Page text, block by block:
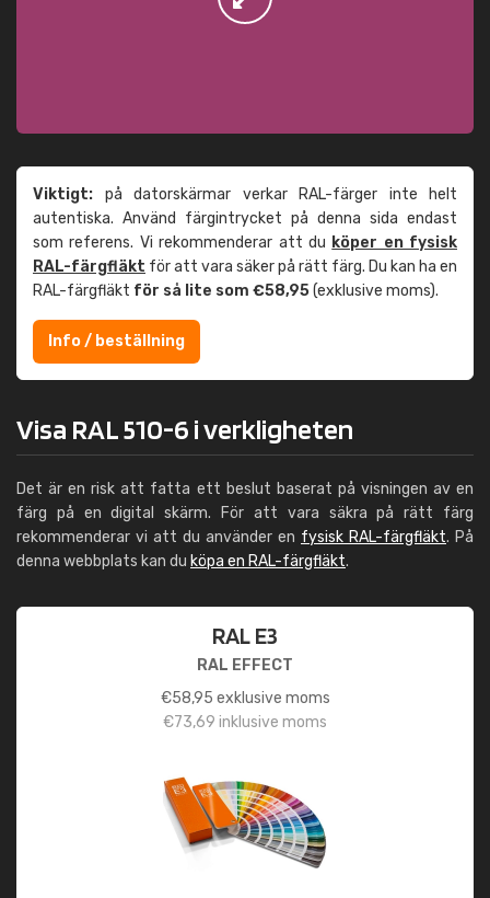
Viktigt: på datorskärmar verkar RAL-färger inte helt
autentiska. Använd färgintrycket på denna sida endast
som referens. Vi rekommenderar att du köper en fysisk
RAL-färgfläkt för att vara säker på rätt färg. Du kan ha en
RAL-färgfläkt för så lite som €58,95(exklusive moms).
Info / beställning
Visa RAL 510-6 i verkligheten
Det är en risk att fatta ett beslut baserat på visningen av en
färg på en digital skärm. För att vara säkra på rätt färg
rekommenderar vi att du använder en fysisk RAL-färgfläkt. På
denna webbplats kan du köpa en RAL-färgfläkt.
RAL E3
RAL EFFECT
€58,95 exklusive moms
€73,69 inklusive moms